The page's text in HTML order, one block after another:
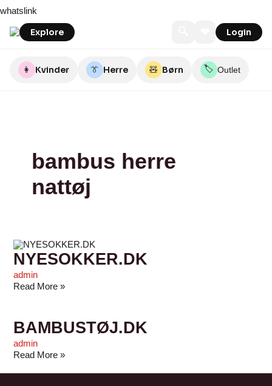
to
content
whatslink
Explore Login
👩 Kvinder 👔 Herre 🧸 Børn 🏷️ Outlet
bambus herre
nattøj
NYESOKKER.DK
admin
Read More »
BAMBUSTØJ.DK
admin
Read More »